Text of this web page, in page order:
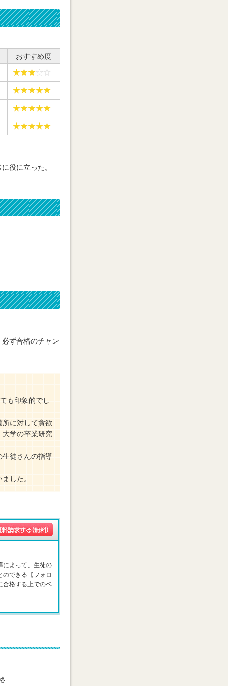
おすすめ度
役に立った。
ず合格のチャン
も印象的でし
に対して貪欲
大学の卒業研究
生徒さんの指導
した。
によって、生徒の
のできる【フォロ
合格する上でのベ